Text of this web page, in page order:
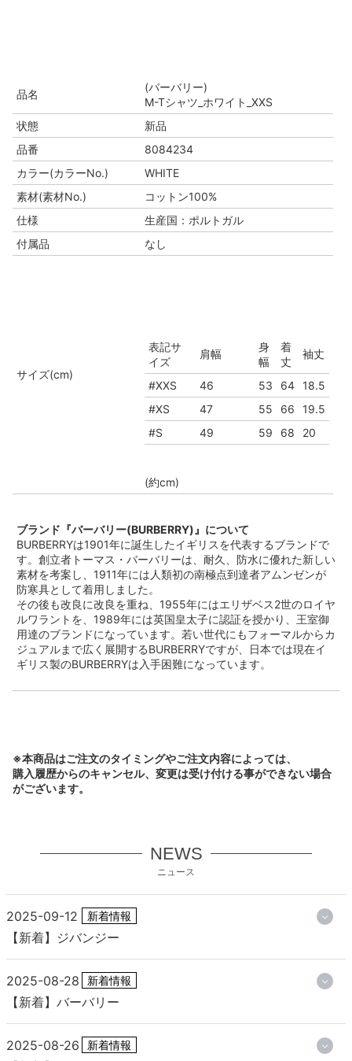
品名
(バーバリー)
M-Tシャツ_ホワイト_XXS
状態
新品
品番
8084234
カラー(カラーNo.)
WHITE
素材(素材No.)
コットン100%
仕様
生産国：ポルトガル
付属品
なし
サイズ(cm)
表記サ
イズ
肩幅
身
幅
着
丈
袖丈
#XXS 46 53 64
18.5
#XS
47 55 66
19.5
#S
49 59 68 20
(約cm)
ブランド『バーバリー(BURBERRY)』について
BURBERRYは1901年に誕生したイギリスを代表するブランドで
す。創立者トーマス・バーバリーは、耐久、防水に優れた新しい
素材を考案し、1911年には人類初の南極点到達者アムンゼンが
防寒具として着用しました。
その後も改良に改良を重ね、1955年にはエリザベス2世のロイヤ
ルワラントを、1989年には英国皇太子に認証を授かり、王室御
用達のブランドになっています。若い世代にもフォーマルからカ
ジュアルまで広く展開するBURBERRYですが、日本では現在イ
ギリス製のBURBERRYは入手困難になっています。
※本商品はご注文のタイミングやご注文内容によっては、
購入履歴からのキャンセル、変更は受け付ける事ができない場合
がございます。
NEWS
ニュース
2025-09-12 新着情報
【新着】ジバンジー
2025-08-28 新着情報
【新着】バーバリー
2025-08-26 新着情報